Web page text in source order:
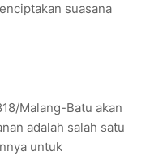
suasana
Malang-Batu akan
adalah salah satu
untuk